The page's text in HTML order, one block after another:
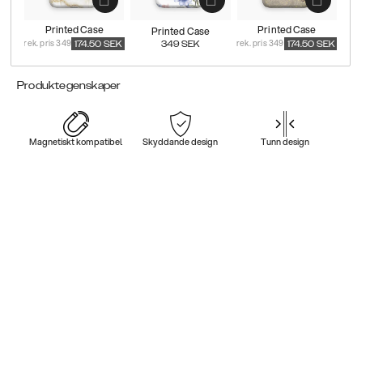
Printed Case
rek. pris 349 174.50 SEK
Printed Case
349 SEK
Printed Case
rek. pris 349 174.50 SEK
Produktegenskaper
Magnetiskt kompatibel Skyddande design Tunn design